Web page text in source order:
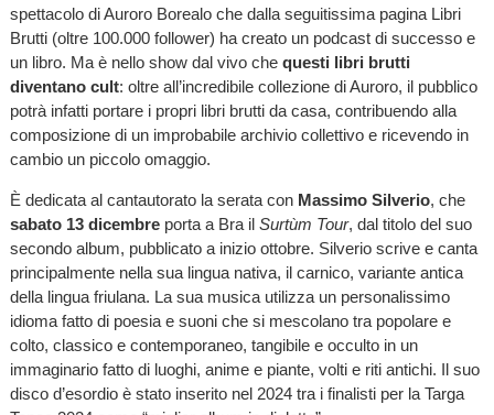
spettacolo di Auroro Borealo che dalla seguitissima pagina Libri
Brutti (oltre 100.000 follower) ha creato un podcast di successo e
un libro. Ma è nello show dal vivo che questi libri brutti
diventano cult: oltre all’incredibile collezione di Auroro, il pubblico
potrà infatti portare i propri libri brutti da casa, contribuendo alla
composizione di un improbabile archivio collettivo e ricevendo in
cambio un piccolo omaggio.
È dedicata al cantautorato la serata con Massimo Silverio, che
sabato 13 dicembreporta a Bra il Surtùm Tour, dal titolo del suo
secondo album, pubblicato a inizio ottobre. Silverio scrive e canta
principalmente nella sua lingua nativa, il carnico, variante antica
della lingua friulana. La sua musica utilizza un personalissimo
idioma fatto di poesia e suoni che si mescolano tra popolare e
colto, classico e contemporaneo, tangibile e occulto in un
immaginario fatto di luoghi, anime e piante, volti e riti antichi. Il suo
disco d’esordio è stato inserito nel 2024 tra i finalisti per la Targa